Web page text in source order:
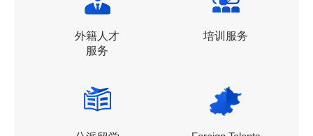
外籍人才
服务
培训服务